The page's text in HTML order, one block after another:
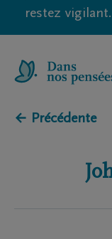
restez vigilant.
← Précédente